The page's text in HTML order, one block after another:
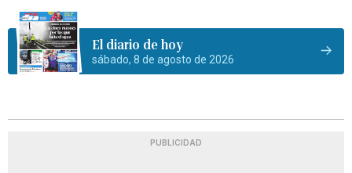
El diario de hoy
sábado, 8 de agosto de 2026
PUBLICIDAD